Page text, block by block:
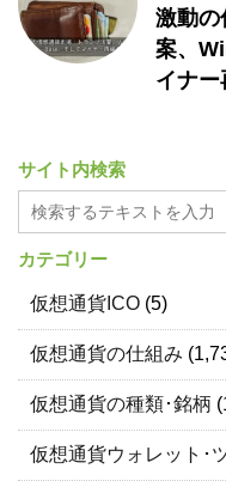
激動の
案、
イナー
サイト内検索
カテゴリー
仮想通貨ICO (5)
仮想通貨の仕組み
仮想通貨の種類･銘柄
仮想通貨ウォレット･